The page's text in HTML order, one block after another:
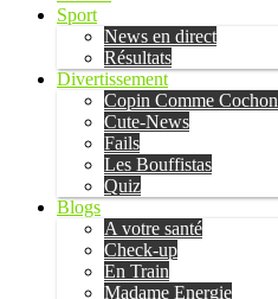
Sport
News en direct
Résultats
Divertissement
Copin Comme Cochon
Cute-News
Fails
Les Bouffistas
Quiz
Blogs
A votre santé
Check-up
En Train
Madame Energie